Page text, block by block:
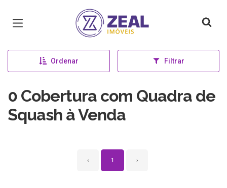
Página inicial
Ordenar Filtrar
0 Cobertura com Quadra de
Squash à Venda
‹ 1 ›